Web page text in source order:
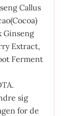
Callus
Ginseng
Extract,
Ferment
sig
for de